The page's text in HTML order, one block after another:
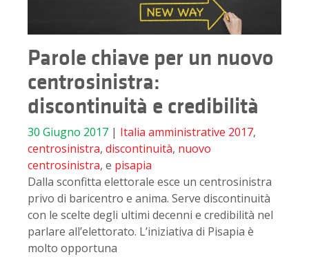
Parole chiave per un nuovo
centrosinistra:
discontinuità e credibilità
30 Giugno 2017 | Italia amministrative 2017,
centrosinistra, discontinuità, nuovo
centrosinistra, e pisapia
Dalla sconfitta elettorale esce un centrosinistra
privo di baricentro e anima. Serve discontinuità
con le scelte degli ultimi decenni e credibilità nel
parlare all’elettorato. L’iniziativa di Pisapia è
molto opportuna